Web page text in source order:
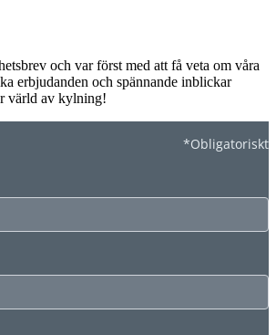
och var först med att få veta om våra
erbjudanden och spännande inblickar
värld av kylning!
*Obligatoriskt